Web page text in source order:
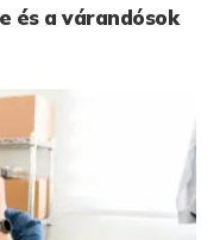
és a várandósok